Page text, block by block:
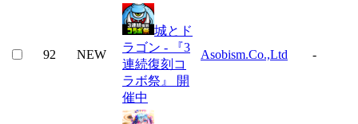
92 NEW
城とド
ラゴン - 『3
連続復刻コ
ラボ祭』 開
催中
Asobism.Co.,Ltd -